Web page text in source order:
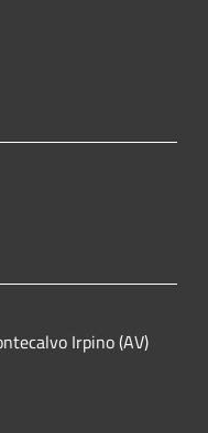
Irpino (AV)